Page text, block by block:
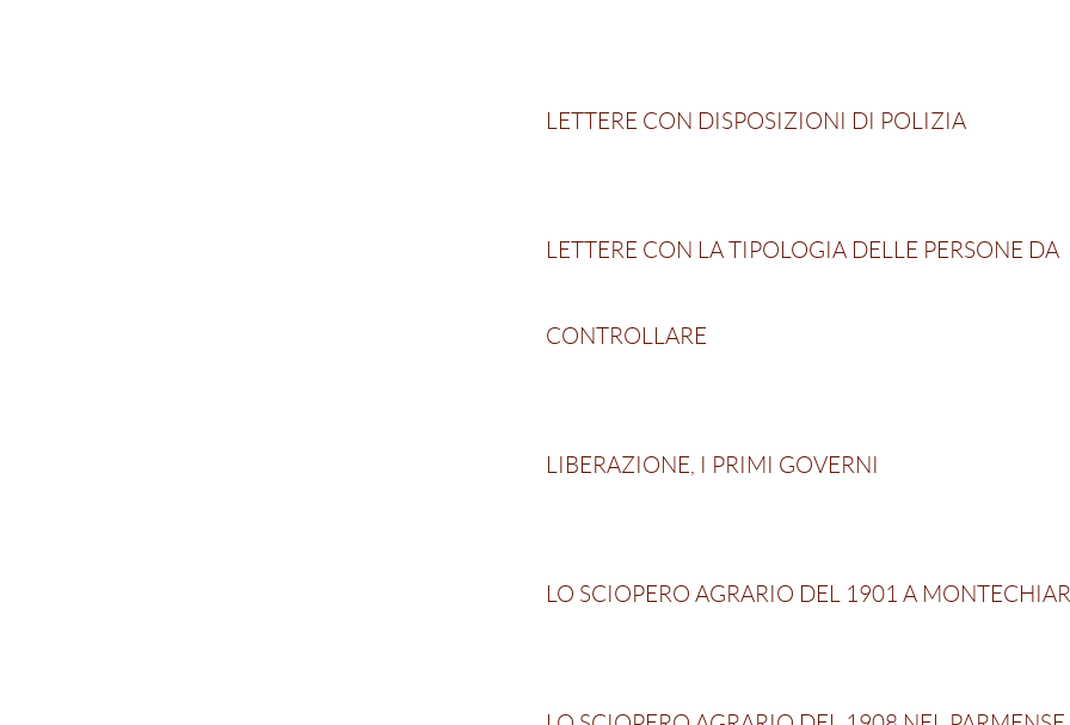
LETTERE CON DISPOSIZIONI DI POLIZIA
LETTERE CON LA TIPOLOGIA DELLE PERSONE DA
CONTROLLARE
LIBERAZIONE, I PRIMI GOVERNI
LO SCIOPERO AGRARIO DEL 1901 A